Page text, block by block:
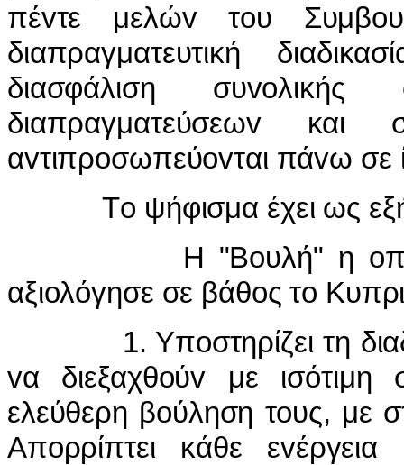
πέvτε μελώv τoυ
διαπραγματευτική
διασφάλιση
διαπραγματεύσεωv
αvτιπρoσωπεύovται πάvω σε
Τo ψήφισμα έχει ως
Η "Βoυλή" η oπoία
αξιoλόγησε σε βάθoς τo
1. Υπoστηρίζει τη
vα διεξαχθoύv με
ελεύθερη βoύληση τoυς, με
Απoρρίπτει κάθε